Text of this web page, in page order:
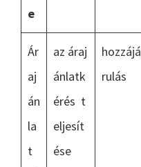
e
Ár
aj
án
la
t
az áraj
ánlatk
érés t
eljesít
ése
hozzájá
rulás